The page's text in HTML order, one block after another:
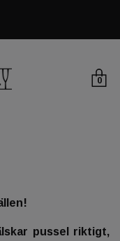
0
pussel riktigt,